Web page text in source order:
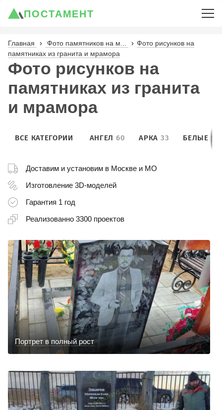
ПОСТАМЕНТ
Главная Фото памятников на м...
Фото рисунков на
памятниках из гранита и мрамора
Фото рисунков на
памятниках из гранита
и мрамора
ВСЕ КАТЕГОРИИ АНГЕЛ 60 АРКА 33 БЕЛЫЕ
Доставим и установим в Москве и МО
Изготовление 3D-моделей
Гарантия 1 год
Реализованно 3300 проектов
Портрет в полный рост